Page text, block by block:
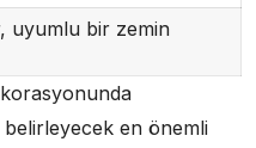
uyumlu bir zemin
belirleyecek en önemli